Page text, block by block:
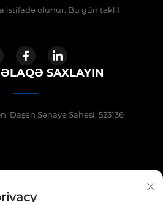
istifadə olunur. Bu gün təklif
SAXLAYIN
Daşen Sənaye Sahəsi, 523136